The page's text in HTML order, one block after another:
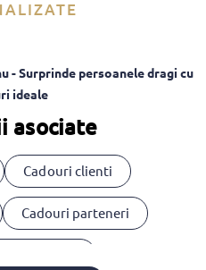
- Surprinde persoanele dragi cu
ideale
asociate
Cadouri clienti
Cadouri parteneri